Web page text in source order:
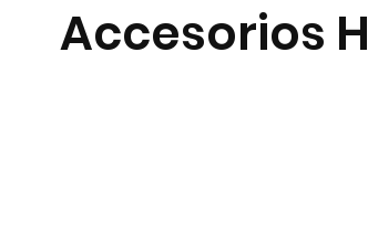
Accesorios